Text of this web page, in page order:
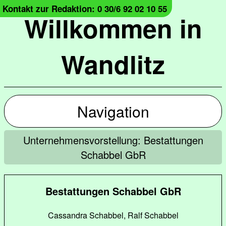
Willkommen in
Wandlitz
Kontakt zur Redaktion: 0 30/6 92 02 10 55
Navigation
Unternehmensvorstellung: Bestattungen
Schabbel GbR
Bestattungen Schabbel GbR
Cassandra Schabbel, Ralf Schabbel